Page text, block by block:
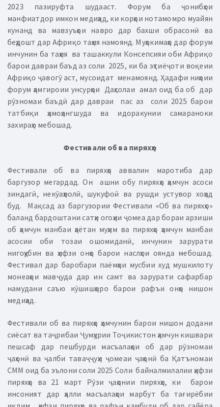
2023 пазируфта шудааст. Форум ба ҷонибҳои
манфиатдор имкон медиҳад, ки корҳои нотамомро муайян
кунанд ва мавзуъҳои навро дар бахши обрасонӣ ва
беҳдошт дар Африқо таҳия намоянд. Муҳокимаҳо дар форум
инчунин ба таҳия ва ташаккули Консепсияи оби Африқо
барои давраи баъд аз соли 2025, ки ба эҳтиёҷоти воқеии
Африқо ҷавогӯ аст, мусоидат менамоянд. Ҳадафи ниҳоии
форум ҳамгироии унсурҳои Даҳсолаи амал оид ба об дар
рӯзномаи баъдӣ дар давраи пас аз соли 2025 барои
татбиқи ҳамоҳангшуда ва идоракунии самараноки
захираҳо мебошад.
Фестивали об ва пиряхҳо
Фестивали об ва пиряхҳо аввалин маротиба дар
баргузор мегардад. Он ашни обу пиряхҳо ҳамчун асоси
зиндагӣ, некӯаҳволӣ, шукуфоӣ ва рушди устувор хоҳад
буд. Мақсад аз баргузории Фестивали «Об ва пиряхҳо»
баланд бардоштани сатҳи огоҳии ҷомеа дар бораи арзиши
об ҳамчун манбаи ҳаётан муҳим ва пиряхҳо ҳамчун манбаи
асосии оби тозаи ошомиданӣ, инчунин зарурати
нигоҳубин ва ҳифзи онҳо барои наслҳои оянда мебошад.
Фестивал дар баробари паёмҳои мусбии худ мушкилоту
монеаҳои мавҷуда дар ин самт ва зарурати сафарбар
намудани саъю кӯшишҳоро барои рафъи онҳо нишон
медиҳад.
Фестивали об ва пиряхҳо ҳамчунин барои нишон додани
сиёсат ва таҷрибаи Ҷумҳурии Тоҷикистон ҳамчун кишвари
пешсаф дар пешбурди масъалаҳои об дар рӯзномаи
ҷаҳонӣ ва ҷалби таваҷҷуҳи ҷомеаи ҷаҳонӣ ба Қатъномаи
СММ оид ба эълони соли 2025 Соли байналмилалии ҳифзи
пиряхҳо ва 21 март Рӯзи ҷаҳонии пиряхҳо, ки барои
инсоният дар ҳалли масъалаҳои марбут ба тағирёбии